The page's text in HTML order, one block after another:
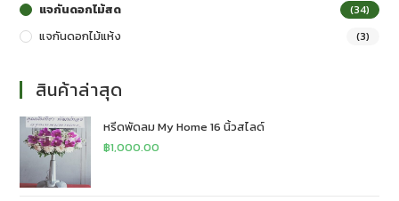
แจกันดอกไม้สด (34)
แจกันดอกไม้แห้ง (3)
สินค้าล่าสุด
หรีดพัดลม My Home 16 นิ้วสไลด์
฿1,000.00